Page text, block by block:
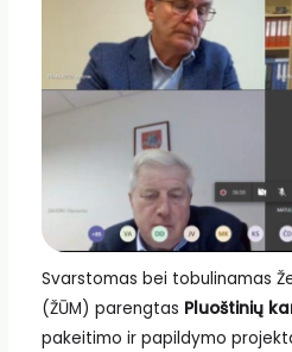
Svarstomas bei tobulinamas
(ŽŪM) parengtas Pluoštinių
pakeitimo ir papildymo